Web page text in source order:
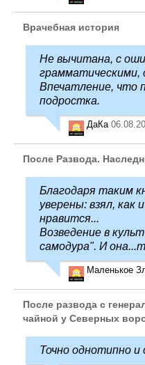
Врачебная история
Не вычитана, с
грамматическими,
Впечатление, что
подростка.
ДаКа
После Развода.
Благодаря таким
уверены: взял, как
нравится...
Возведение в
самодура". И
Маленькое
После развода с
чайной у Северных
Точно однотипно и